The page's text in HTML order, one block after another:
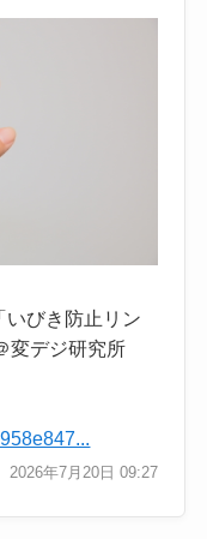
いびき防止リン
変デジ研究所
2026年7月20日 09:27